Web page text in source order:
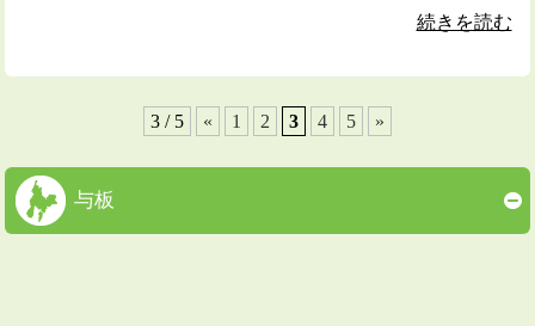
続きを読む
3 / 5 « 1 2 3 4 5 »
与板